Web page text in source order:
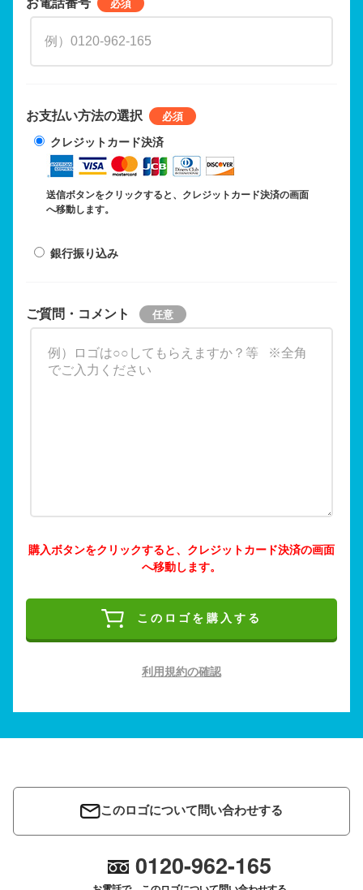
お支払い方法の選択
クレジットカード決済
送信ボタンをクリックすると、クレジットカード決済の画面
へ移動します。
銀行振り込み
ご質問・コメント
購入ボタンをクリックすると、クレジットカード決済の画面
へ移動します。
このロゴを購入する
利用規約の確認
このロゴについて問い合わせする
0120-962-165